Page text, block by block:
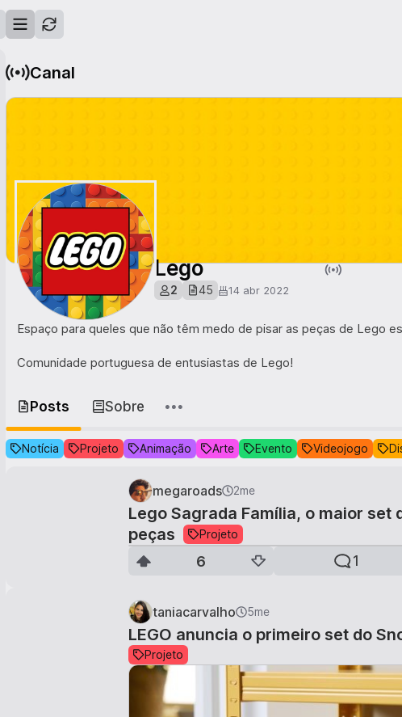
Canal
Lego
2
45 14 abr 2022
Espaço para queles que não têm medo de pisar as peças de Lego
Comunidade portuguesa de entusiastas de Lego!
Posts Sobre
Notícia Projeto Animação Arte Evento Videojogo
megaroads 2me
Lego Sagrada Família, o maior set
peças
Projeto
1de
6 1
taniacarvalho 5me
LEGO anuncia o primeiro set do
Projeto